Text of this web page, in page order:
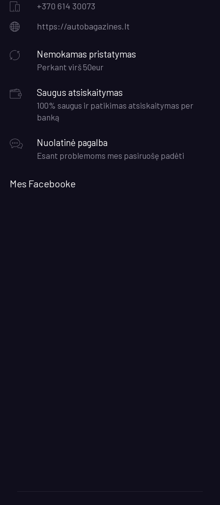
+370 614 30073
https://autobagazines.lt
Nemokamas pristatymas
Perkant virš 50eur
Saugus atsiskaitymas
100% saugus ir patikimas atsiskaitymas per
banką
Nuolatinė pagalba
Esant problemoms mes pasiruošę padėti
Mes Facebooke